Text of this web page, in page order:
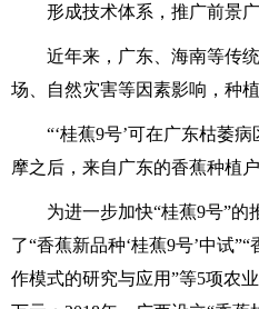
形成技术体系，推广前景
近年来，广东、海南等传统
场、自然灾害等因素影响，种
“‘桂蕉9号’可在广东枯萎病
摩之后，来自广东的香蕉种植
为进一步加快“桂蕉9号”的
了“香蕉新品种‘桂蕉9号’中试
作模式的研究与应用”等5项农